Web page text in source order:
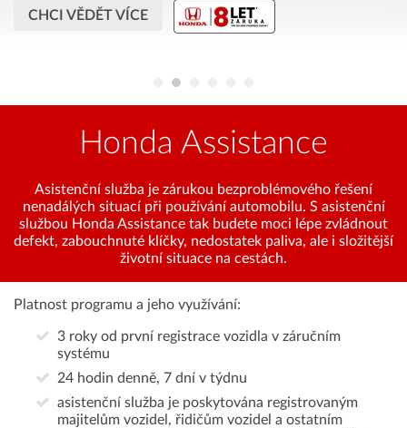
CHCI VĚDĚT VÍCE
Honda Assistance
Asistenční služba je zárukou bezproblémového řešení
nenadálých situací při používání automobilu. S asistenční
službou Honda Assistance tak budete moci lépe zvládnout
defekt, zabouchnuté klíčky, nedostatek paliva, ale i složitější
životní situace na cestách.
Platnost programu a jeho využívání:
3 roky od první registrace vozidla v záručním
systému
24 hodin denně, 7 dní v týdnu
asistenční služba je poskytována registrovaným
majitelům vozidel, řidičům vozidel a ostatním